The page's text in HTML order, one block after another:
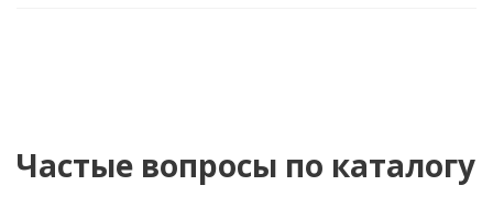
Частые вопросы по каталогу